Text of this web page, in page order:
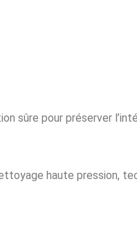
sûre pour préserver
haute pression,